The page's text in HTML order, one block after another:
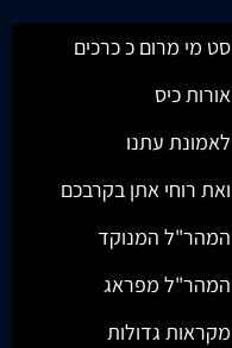
סט מי מרום כ כרכים
אורות כיס
לאמונת עתנו
ואת רוחי אתן בקרבכם
המהר"ל המנוקד
המהר"ל מפראג
מקראות גדולות